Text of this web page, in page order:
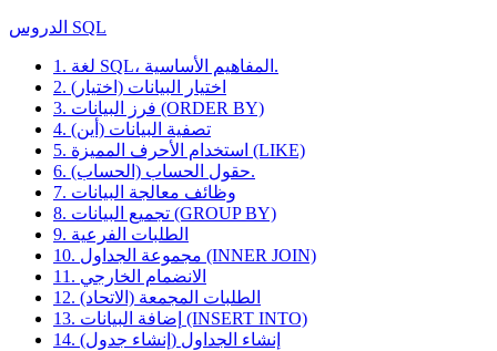
الدروس SQL
1. لغة SQL، المفاهيم الأساسية.
2. اختيار البيانات (اختيار)
3. فرز البيانات (ORDER BY)
4. تصفية البيانات (أين)
5. استخدام الأحرف المميزة (LIKE)
6. حقول الحساب (الحساب).
7. وظائف معالجة البيانات
8. تجميع البيانات (GROUP BY)
9. الطلبات الفرعية
10. مجموعة الجداول (INNER JOIN)
11. الانضمام الخارجي
12. الطلبات المجمعة (الاتحاد)
13. إضافة البيانات (INSERT INTO)
14. إنشاء الجداول (إنشاء جدول)